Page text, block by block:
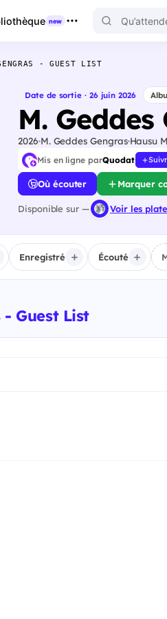
new
- GUEST LIST
Date de sortie · 26 juin 2026
M.
2026 M. Geddes GengrasHausu
Mis en ligne parQuodat
Où écouter Marquer
Disponible sur — Voir les
Enregistré Écouté
- Guest List